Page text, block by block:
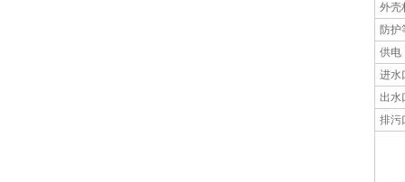
外壳
防护
供电
进水
出水
排污